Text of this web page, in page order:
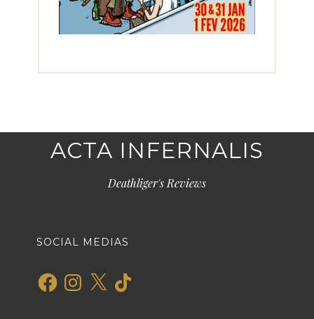
ACTA INFERNALIS
Deathliger's Reviews
SOCIAL MEDIAS
FacebookInstagram
X TikTok